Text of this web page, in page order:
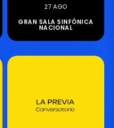
27 AGO
GRAN SALA SINFÓNICA
NACIONAL